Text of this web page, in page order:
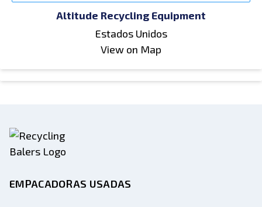
Altitude Recycling Equipment
Estados Unidos
View on Map
EMPACADORAS USADAS